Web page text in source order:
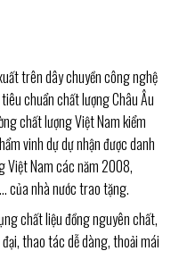
trên dây chuyền công nghệ
chuẩn chất lượng Châu Âu
chất lượng Việt Nam kiểm
vinh dự dự nhận được danh
Việt Nam các năm 2008,
của nhà nước trao tặng.
chất liệu đồng nguyên chất,
thao tác dễ dàng, thoải mái